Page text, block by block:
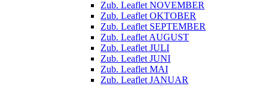
Zub. Leaflet NOVEMBER
Zub. Leaflet OKTOBER
Zub. Leaflet SEPTEMBER
Zub. Leaflet AUGUST
Zub. Leaflet JULI
Zub. Leaflet JUNI
Zub. Leaflet MAI
Zub. Leaflet JANUAR